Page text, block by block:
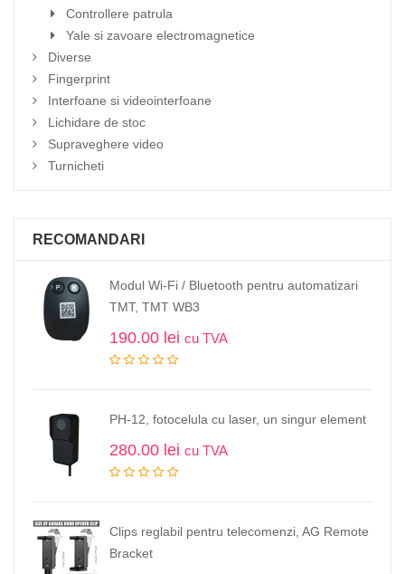
Controllere patrula
Yale si zavoare electromagnetice
Diverse
Fingerprint
Interfoane si videointerfoane
Lichidare de stoc
Supraveghere video
Turnicheti
RECOMANDARI
Modul Wi-Fi / Bluetooth pentru automatizari
TMT, TMT WB3
190.00 lei cu TVA
PH-12, fotocelula cu laser, un singur element
280.00 lei cu TVA
Clips reglabil pentru telecomenzi, AG Remote
Bracket